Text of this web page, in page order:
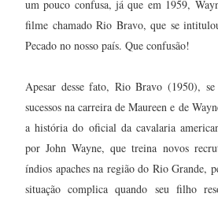
um pouco confusa, já que em 1959,
filme chamado Rio Bravo, que se
Pecado no nosso país. Que confusão!
Apesar desse fato, Rio Bravo (1950),
sucessos na carreira de Maureen e de
a história do oficial da cavalaria
por John Wayne, que treina novos
índios apaches na região do Rio Grande,
situação complica quando seu filho